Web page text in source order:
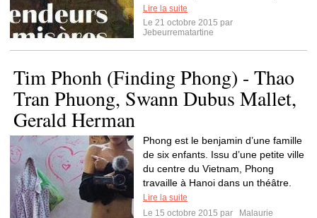
Lire la suite
Le 21 octobre 2015 par
Jebeurrematartine
Tim Phonh (Finding Phong) - Thao
Tran Phuong, Swann Dubus Mallet,
Gerald Herman
Phong est le benjamin d’une famille
de six enfants. Issu d’une petite ville
du centre du Vietnam, Phong
travaille à Hanoi dans un théâtre.
Lire la suite
Le 15 octobre 2015 par
Malaurie